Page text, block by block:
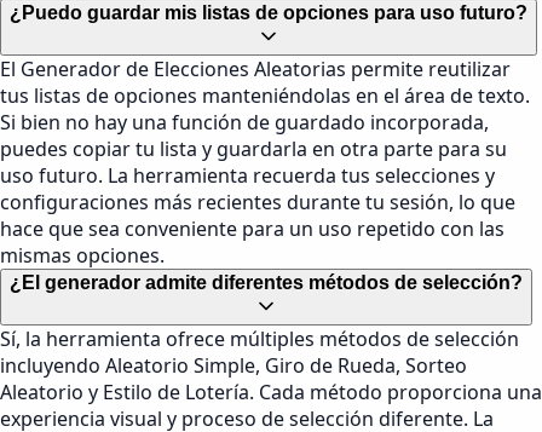
¿Puedo guardar mis listas de opciones para uso futuro?
El Generador de Elecciones Aleatorias permite reutilizar
tus listas de opciones manteniéndolas en el área de texto.
Si bien no hay una función de guardado incorporada,
puedes copiar tu lista y guardarla en otra parte para su
uso futuro. La herramienta recuerda tus selecciones y
configuraciones más recientes durante tu sesión, lo que
hace que sea conveniente para un uso repetido con las
mismas opciones.
¿El generador admite diferentes métodos de selección?
Sí, la herramienta ofrece múltiples métodos de selección
incluyendo Aleatorio Simple, Giro de Rueda, Sorteo
Aleatorio y Estilo de Lotería. Cada método proporciona una
experiencia visual y proceso de selección diferente. La